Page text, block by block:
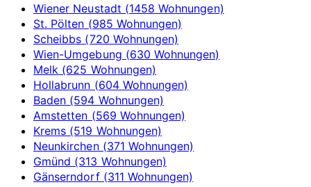
Wiener Neustadt (1458 Wohnungen)
St. Pölten (985 Wohnungen)
Scheibbs (720 Wohnungen)
Wien-Umgebung (630 Wohnungen)
Melk (625 Wohnungen)
Hollabrunn (604 Wohnungen)
Baden (594 Wohnungen)
Amstetten (569 Wohnungen)
Krems (519 Wohnungen)
Neunkirchen (371 Wohnungen)
Gmünd (313 Wohnungen)
Gänserndorf (311 Wohnungen)